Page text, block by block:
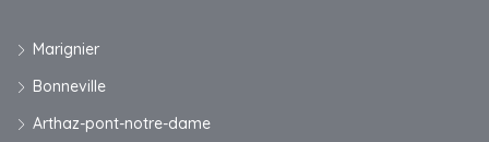
Marignier
Bonneville
Arthaz-pont-notre-dame